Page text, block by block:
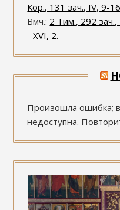
Кор., 131 зач., IV, 9-
Вмч.: 2 Тим., 292
- XVI, 2.
Произошла ошибка;
недоступна.